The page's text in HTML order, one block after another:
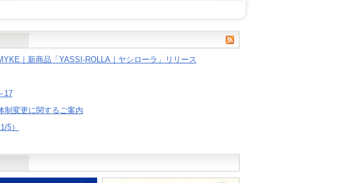
｜新商品「YASSI-ROLLA｜ヤシローラ」リリース
17
制変更に関するご案内
5）